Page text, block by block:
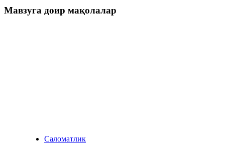
Мавзуга доир мақолалар
Саломатлик